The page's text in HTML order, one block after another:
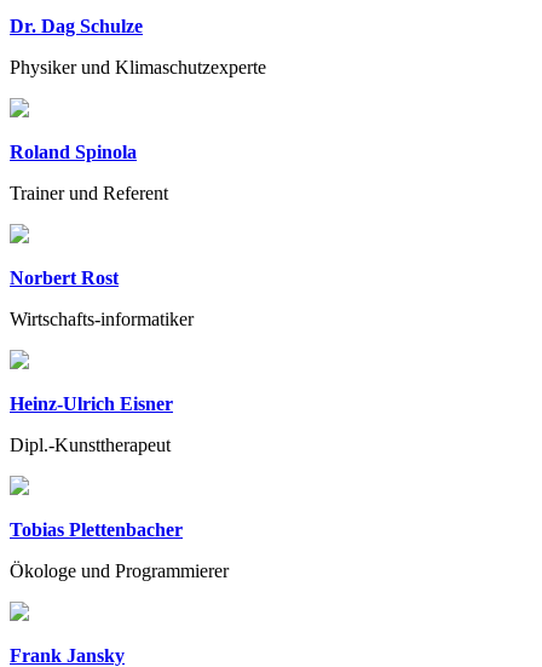
Dr. Dag Schulze
Physiker und Klimaschutzexperte
Roland Spinola
Trainer und Referent
Norbert Rost
Wirtschafts-informatiker
Heinz-Ulrich Eisner
Dipl.-Kunsttherapeut
Tobias Plettenbacher
Ökologe und Programmierer
Frank Jansky